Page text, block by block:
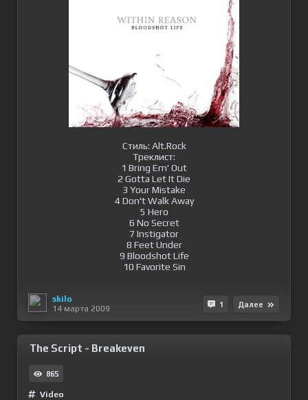
Стиль: Alt.Rock
Треклист:
1 Bring Em' Out
2 Gotta Let It Die
3 Your Mistake
4 Don't Walk Away
5 Hero
6 No Secret
7 Instigator
8 Feet Under
9 Bloodshot Life
10 Favorite Sin
skilo
14 марта 2009
1 Далее
The Script - Breakeven
865
Video